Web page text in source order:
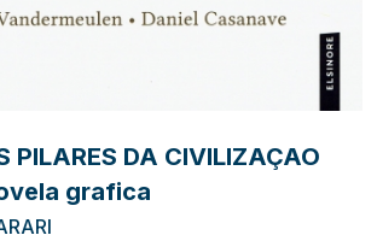
PILARES DA CIVILIZAÇAO
grafica